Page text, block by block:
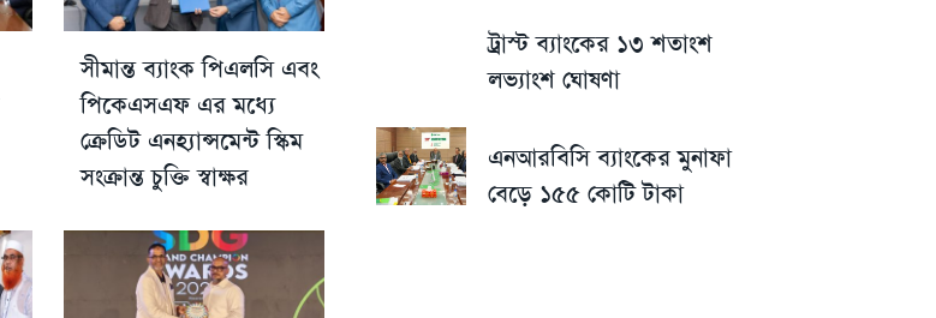
সীমান্ত ব্যাংক পিএলসি এবং
পিকেএসএফ এর মধ্যে
ক্রেডিট এনহ্যান্সমেন্ট স্কিম
সংক্রান্ত চুক্তি স্বাক্ষর
ট্রাস্ট ব্যাংকের ১৩ শতাংশ
লভ্যাংশ ঘোষণা
এনআরবিসি ব্যাংকের মুনাফা
বেড়ে ১৫৫ কোটি টাকা